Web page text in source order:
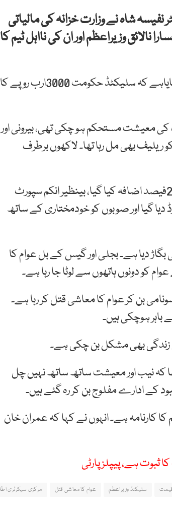
نفیسہ شاہ نے وزارت خزانہ کی مالیاتی
وزیراعظم اور ان کی نااہل ٹیم کا
پیپلز پارٹی کی مرکزی سیکرٹری اطلاعات ڈاکٹر نفیسہ شاہ نے سوال اٹھایاہے کہ سلیکٹڈ حکومت 3000ارب روپے کا
معیشت مستحکم ہو چکی تھی، بیرونی اور
کو ریلیف بھی مل رہا تھا۔ لاکھوں برطرف
انہوں نے کہا کہ پیپلزپارٹی کے دور میں ملازمین کی تنخواہوں میں 200فیصد اضافہ کیا گیا، بینظیر انکم سپورٹ
دیا گیا اور صوبوں کو خودمختاری کے ساتھ
دیا ہے۔ بجلی اور گیس کے بل عوام کا
کو دونوں ہاتھوں سے لوٹا جا رہا ہے۔
بن کر عوام کا معاشی قتل کر رہا ہے۔
ہوچکی ہیں۔
زندگی بھی مشکل بن چکی ہے۔
کہ نیب اور معیشت ساتھ ساتھ نہیں چل
کے ادارے مفلوج بن کر رہ گئے ہیں۔
کا کارنامہ ہے۔ انہوں نے کہا کہ عمران خان
ہے، پیپلزپارٹی
قیمت سلیکٹڈ وزیراعظم عوام کا معاشی قتل
مرکزی سیکرٹری